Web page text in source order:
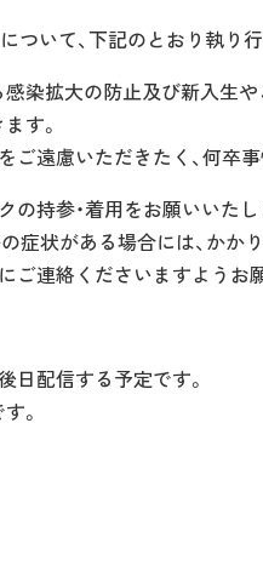
ついて、下記のとおり執り行
拡大の防止及び新入生や
す。
遠慮いただきたく、何卒
持参・着用をお願いいたし
の症状がある場合には、か
ご連絡くださいますようお
日配信する予定です。
。